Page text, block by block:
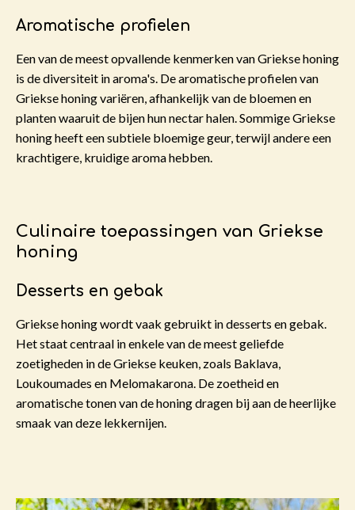
Aromatische profielen
Een van de meest opvallende kenmerken van Griekse honing
is de diversiteit in aroma's. De aromatische profielen van
Griekse honing variëren, afhankelijk van de bloemen en
planten waaruit de bijen hun nectar halen. Sommige Griekse
honing heeft een subtiele bloemige geur, terwijl andere een
krachtigere, kruidige aroma hebben.
Culinaire toepassingen van Griekse
honing
Desserts en gebak
Griekse honing wordt vaak gebruikt in desserts en gebak.
Het staat centraal in enkele van de meest geliefde
zoetigheden in de Griekse keuken, zoals Baklava,
Loukoumades en Melomakarona. De zoetheid en
aromatische tonen van de honing dragen bij aan de heerlijke
smaak van deze lekkernijen.